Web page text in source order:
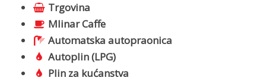
Trgovina
Mlinar Caffe
Automatska autopraonica
Autoplin (LPG)
Plin za kućanstva